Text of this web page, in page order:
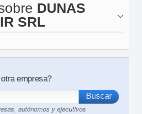
DUNAS
SRL
empresa?
autónomos y ejecutivos